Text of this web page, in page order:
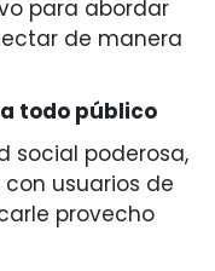
para abordar
de manera
todo público
social poderosa,
usuarios de
provecho